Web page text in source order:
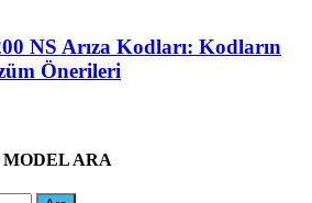
NS Arıza Kodları: Kodların
Önerileri
ARA